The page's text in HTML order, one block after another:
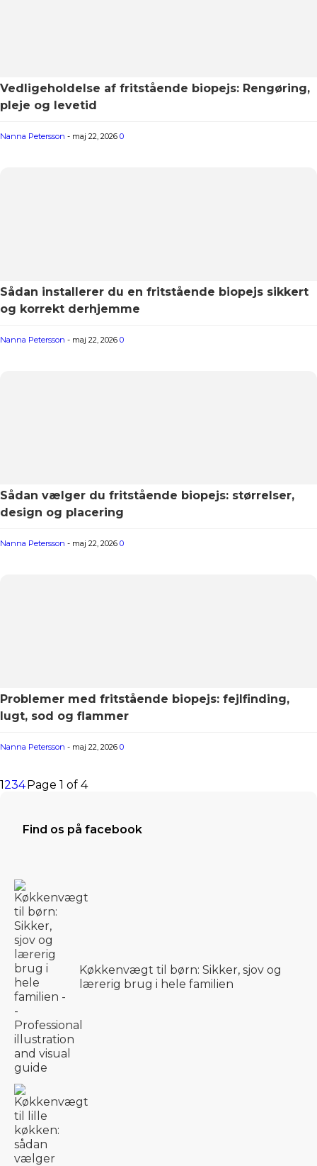
Vedligeholdelse af fritstående biopejs: Rengøring,
pleje og levetid
Nanna Petersson - maj 22, 2026 0
Sådan installerer du en fritstående biopejs sikkert
og korrekt derhjemme
Nanna Petersson - maj 22, 2026 0
Sådan vælger du fritstående biopejs: størrelser,
design og placering
Nanna Petersson - maj 22, 2026 0
Problemer med fritstående biopejs: fejlfinding,
lugt, sod og flammer
Nanna Petersson - maj 22, 2026 0
1234Page 1 of 4
Find os på facebook
Køkkenvægt til børn: Sikker, sjov og
lærerig brug i hele familien